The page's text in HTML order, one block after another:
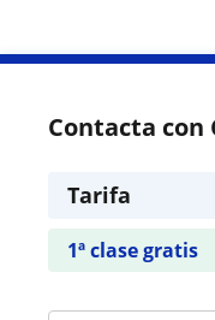
Contacta con
Tarifa
1ª clase gratis